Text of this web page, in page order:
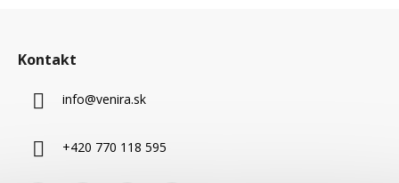
Kontakt
info@venira.sk
+420 770 118 595